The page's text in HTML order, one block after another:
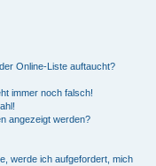
Online-Liste auftaucht?
immer noch falsch!
angezeigt werden?
werde ich aufgefordert, mich